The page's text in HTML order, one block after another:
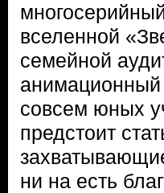
вселенной
семейной
анимационный
совсем юных
предстоит
ни на есть